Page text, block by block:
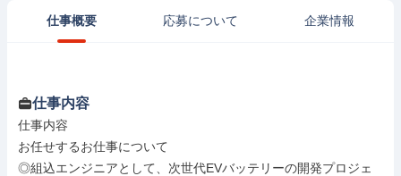
仕事概要 応募について 企業情報
仕事内容
仕事内容
お任せするお仕事について
◎組込エンジニアとして、次世代EVバッテリーの開発プロジェ